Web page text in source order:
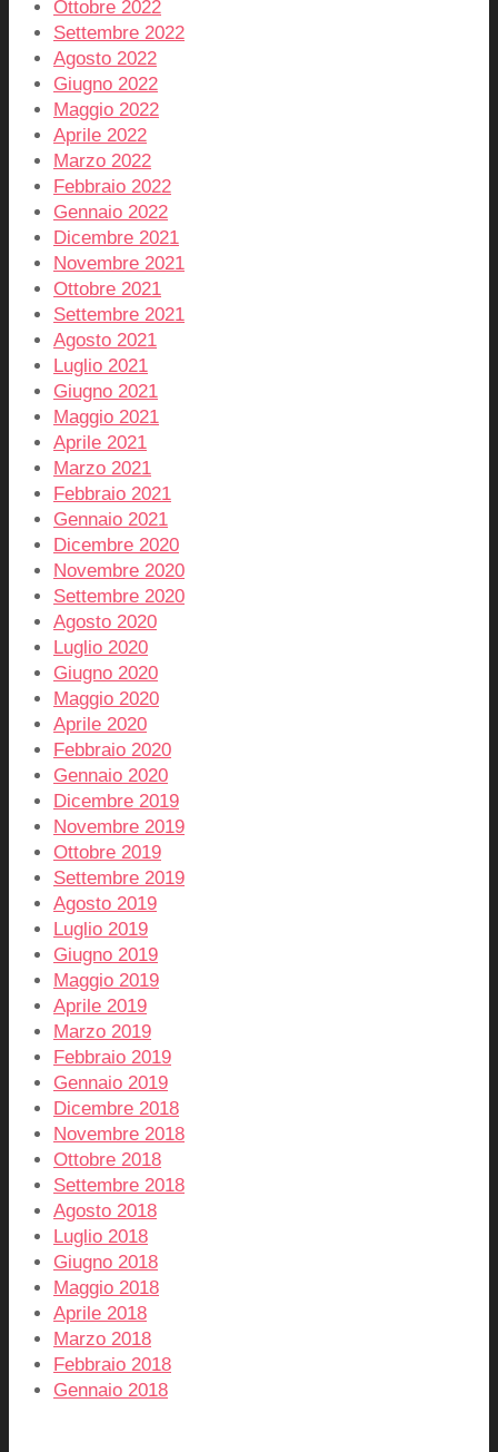
Ottobre 2022
Settembre 2022
Agosto 2022
Giugno 2022
Maggio 2022
Aprile 2022
Marzo 2022
Febbraio 2022
Gennaio 2022
Dicembre 2021
Novembre 2021
Ottobre 2021
Settembre 2021
Agosto 2021
Luglio 2021
Giugno 2021
Maggio 2021
Aprile 2021
Marzo 2021
Febbraio 2021
Gennaio 2021
Dicembre 2020
Novembre 2020
Settembre 2020
Agosto 2020
Luglio 2020
Giugno 2020
Maggio 2020
Aprile 2020
Febbraio 2020
Gennaio 2020
Dicembre 2019
Novembre 2019
Ottobre 2019
Settembre 2019
Agosto 2019
Luglio 2019
Giugno 2019
Maggio 2019
Aprile 2019
Marzo 2019
Febbraio 2019
Gennaio 2019
Dicembre 2018
Novembre 2018
Ottobre 2018
Settembre 2018
Agosto 2018
Luglio 2018
Giugno 2018
Maggio 2018
Aprile 2018
Marzo 2018
Febbraio 2018
Gennaio 2018